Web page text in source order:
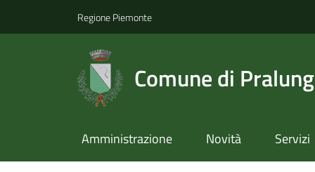
Regione Piemonte
Comune di
Amministrazione Novità Servizi